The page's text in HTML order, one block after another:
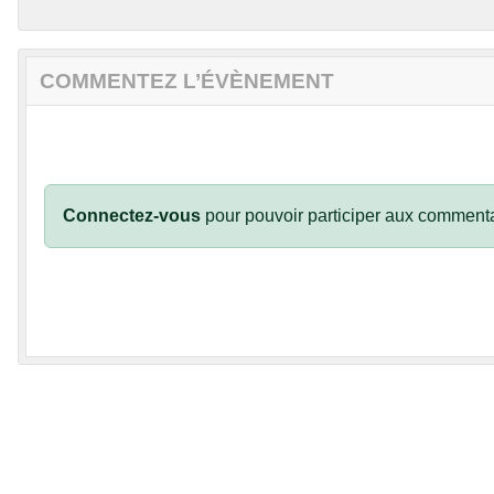
COMMENTEZ L’ÉVÈNEMENT
Connectez-vous pour pouvoir participer aux